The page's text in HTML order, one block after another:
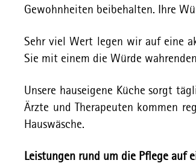
Gewohnheiten beibehalten. Ihre
Sehr viel Wert legen wir auf eine
Sie mit einem die Würde
Unsere hauseigene Küche sorgt
Ärzte und Therapeuten kommen
Hauswäsche.
Leistungen rund um die Pflege auf